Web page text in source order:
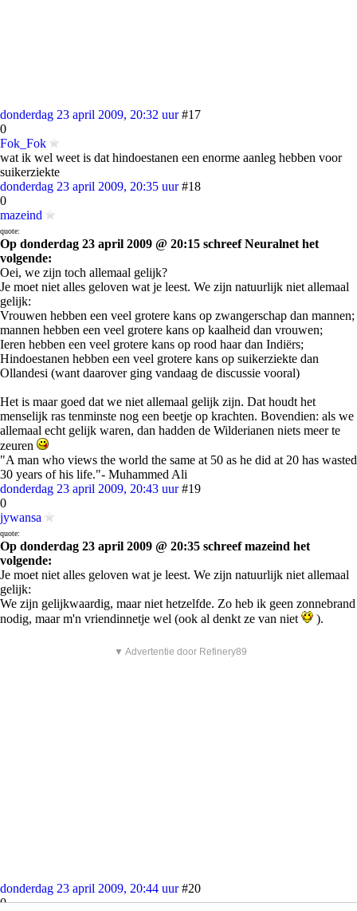
donderdag 23 april 2009, 20:32 uur #17
0
Fok_Fok
wat ik wel weet is dat hindoestanen een enorme aanleg hebben voor
suikerziekte
donderdag 23 april 2009, 20:35 uur #18
0
mazeind
quote:
Op donderdag 23 april 2009 @ 20:15 schreef Neuralnet het
volgende:
Oei, we zijn toch allemaal gelijk?
Je moet niet alles geloven wat je leest. We zijn natuurlijk niet allemaal
gelijk:
Vrouwen hebben een veel grotere kans op zwangerschap dan mannen;
mannen hebben een veel grotere kans op kaalheid dan vrouwen;
Ieren hebben een veel grotere kans op rood haar dan Indiërs;
Hindoestanen hebben een veel grotere kans op suikerziekte dan
Ollandesi (want daarover ging vandaag de discussie vooral)
Het is maar goed dat we niet allemaal gelijk zijn. Dat houdt het
menselijk ras tenminste nog een beetje op krachten. Bovendien: als we
allemaal echt gelijk waren, dan hadden de Wilderianen niets meer te
zeuren
"A man who views the world the same at 50 as he did at 20 has wasted
30 years of his life."- Muhammed Ali
donderdag 23 april 2009, 20:43 uur #19
0
jywansa
quote:
Op donderdag 23 april 2009 @ 20:35 schreef mazeind het
volgende:
Je moet niet alles geloven wat je leest. We zijn natuurlijk niet allemaal
gelijk:
We zijn gelijkwaardig, maar niet hetzelfde. Zo heb ik geen zonnebrand
nodig, maar m'n vriendinnetje wel (ook al denkt ze van niet
).
▼ Advertentie door Refinery89
donderdag 23 april 2009, 20:44 uur #20
0